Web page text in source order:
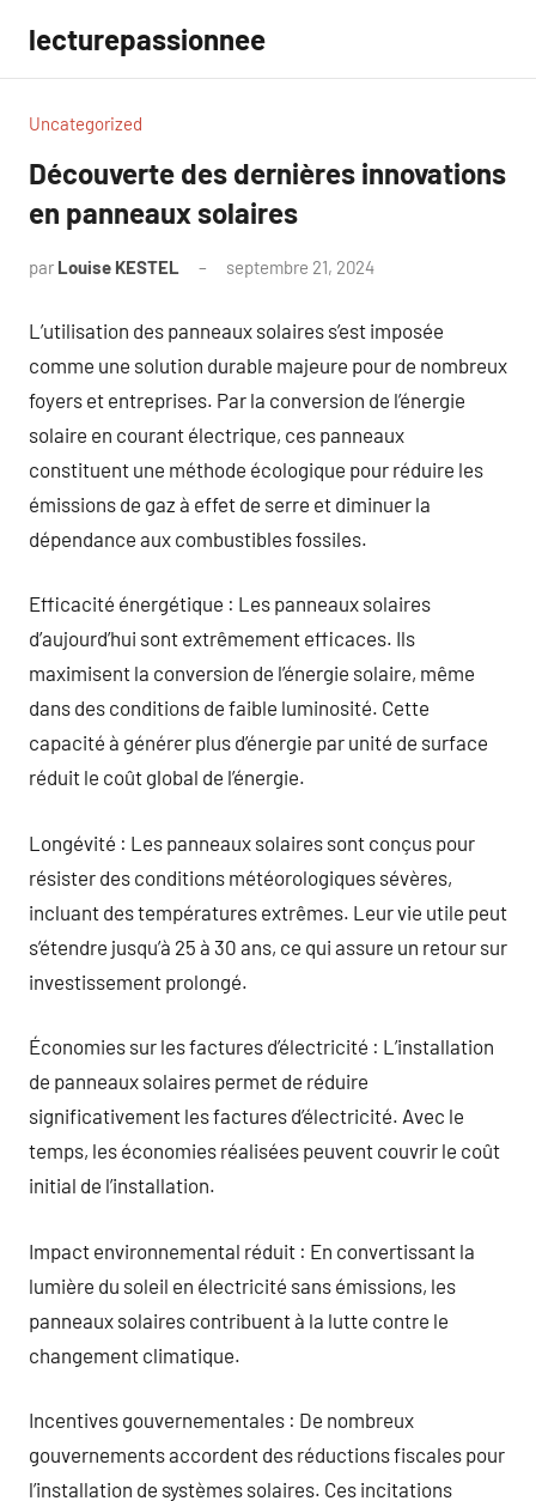
contenu
lecturepassionnee
Uncategorized
Découverte des dernières innovations
en panneaux solaires
par Louise KESTEL septembre 21, 2024
L’utilisation des panneaux solaires s’est imposée
comme une solution durable majeure pour de nombreux
foyers et entreprises. Par la conversion de l’énergie
solaire en courant électrique, ces panneaux
constituent une méthode écologique pour réduire les
émissions de gaz à effet de serre et diminuer la
dépendance aux combustibles fossiles.
Efficacité énergétique : Les panneaux solaires
d’aujourd’hui sont extrêmement efficaces. Ils
maximisent la conversion de l’énergie solaire, même
dans des conditions de faible luminosité. Cette
capacité à générer plus d’énergie par unité de surface
réduit le coût global de l’énergie.
Longévité : Les panneaux solaires sont conçus pour
résister des conditions météorologiques sévères,
incluant des températures extrêmes. Leur vie utile peut
s’étendre jusqu’à 25 à 30 ans, ce qui assure un retour sur
investissement prolongé.
Économies sur les factures d’électricité : L’installation
de panneaux solaires permet de réduire
significativement les factures d’électricité. Avec le
temps, les économies réalisées peuvent couvrir le coût
initial de l’installation.
Impact environnemental réduit : En convertissant la
lumière du soleil en électricité sans émissions, les
panneaux solaires contribuent à la lutte contre le
changement climatique.
Incentives gouvernementales : De nombreux
gouvernements accordent des réductions fiscales pour
l’installation de systèmes solaires. Ces incitations